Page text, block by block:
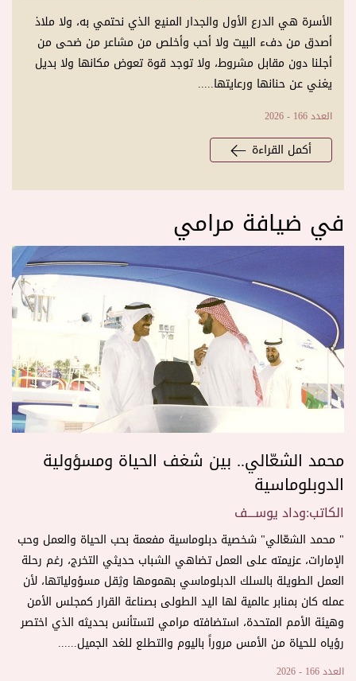
الأسرة هي الدرع الأول والجدار المنيع الذي نحتمي به، ولا ملاذ
أصدق من دفء البيت ولا أحب وأخلص من مشاعر من ضحى من
أجلنا دون مقابل مشروط، ولا توجد قوة تعوض مكانها ولا بديل
يغني عن حنانها ورعايتها.....
العدد 166 - 2026
أكمل القراءة
في ضيافة مرامي
محمد الشعّالي.. بين شغف الحياة ومسؤولية
الدوبلوماسية
الكاتب:وداد يوســـف
" محمد الشعّالي" شخصية دبلوماسية مفعمة بحب الحياة والعمل وحب
الإمارات، عزيمته على العمل تضاهي الشباب حديثي التخرج، رغم رحلة
العمل الطويلة بالسلك الدبلوماسي بهمومها وثِقل مسؤولياتها، لأن
عمله كان بمنابر عالمية لها اليد الطولى بصناعة القرار كمجلس الأمن
وهيئة الأمم المتحدة، استضافته مرامي لتستأنس بحديثه الذي اختصر
رؤياه للحياة من الأمس مروراً باليوم والتطلع للغد الجميل......
العدد 166 - 2026